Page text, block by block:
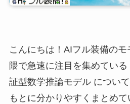
こんにちは！AIフル装備の
隈で急速に注目を集めてい
証型数学推論モデル につい
もとに分かりやすくまとめて